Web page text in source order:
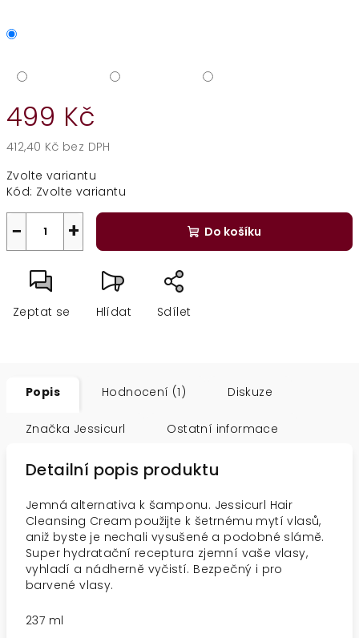
499 Kč
412,40 Kč bez DPH
cena:
Zvolte variantu
Kód: Zvolte variantu
+
− Do košíku
Zeptat se Hlídat Sdílet
Popis Hodnocení (1) Diskuze
Značka Jessicurl Ostatní informace
Detailní popis produktu
Jemná alternativa k šamponu. Jessicurl Hair
Cleansing Cream použijte k šetrnému mytí vlasů,
aniž byste je nechali vysušené a podobné slámě.
Super hydratační receptura zjemní vaše vlasy,
vyhladí a nádherně vyčistí. Bezpečný i pro
barvené vlasy.
237 ml